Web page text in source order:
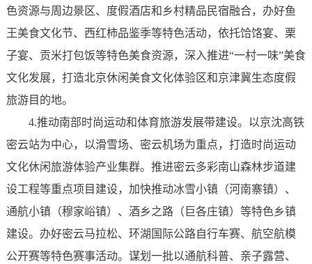
色资源与周边景区、度假酒店和乡村精品民宿融合，办好鱼
王美食文化节、西红柿品鉴季等特色活动，依托饸饹宴、栗
子宴、贡米打包饭等特色美食资源，深入推进“一村一味”美食
文化发展，打造北京休闲美食文化体验区和京津冀生态度假
旅游目的地。
4.推动南部时尚运动和体育旅游发展带建设。以京沈高铁
密云站为中心，以滑雪场、密云机场为重点，打造时尚运动
文化休闲旅游体验产业集群。推进密云多彩南山森林步道建
设工程等重点项目建设，加快推动冰雪小镇（河南寨镇）、
通航小镇（穆家峪镇）、酒乡之路（巨各庄镇）等特色乡镇
建设。办好密云马拉松、环湖国际公路自行车赛、航空航模
公开赛等特色赛事活动。谋划一批以通航科普、亲子露营、